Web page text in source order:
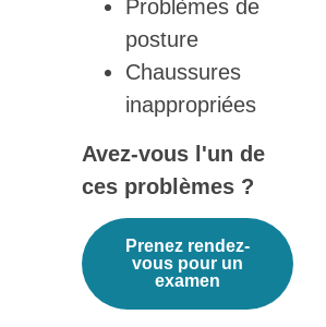
Problèmes de
posture
Chaussures
inappropriées
Avez-vous l'un de
ces problèmes ?
Prenez rendez-
vous pour un
examen